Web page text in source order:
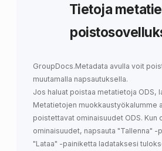
Tietoja
GroupDocs.Metadata avulla voit
muutamalla napsautuksella.
Jos haluat poistaa metatietoja ODS,
Metatietojen muokkaustyökalumme
poistettavat ominaisuudet ODS. Kun
ominaisuudet, napsauta "Tallenna" -
"Lataa" -painiketta ladataksesi